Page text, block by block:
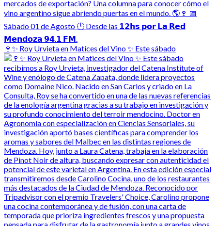
🍷✨ Roy Urvieta en Matices del Vino ✨ Este sábado